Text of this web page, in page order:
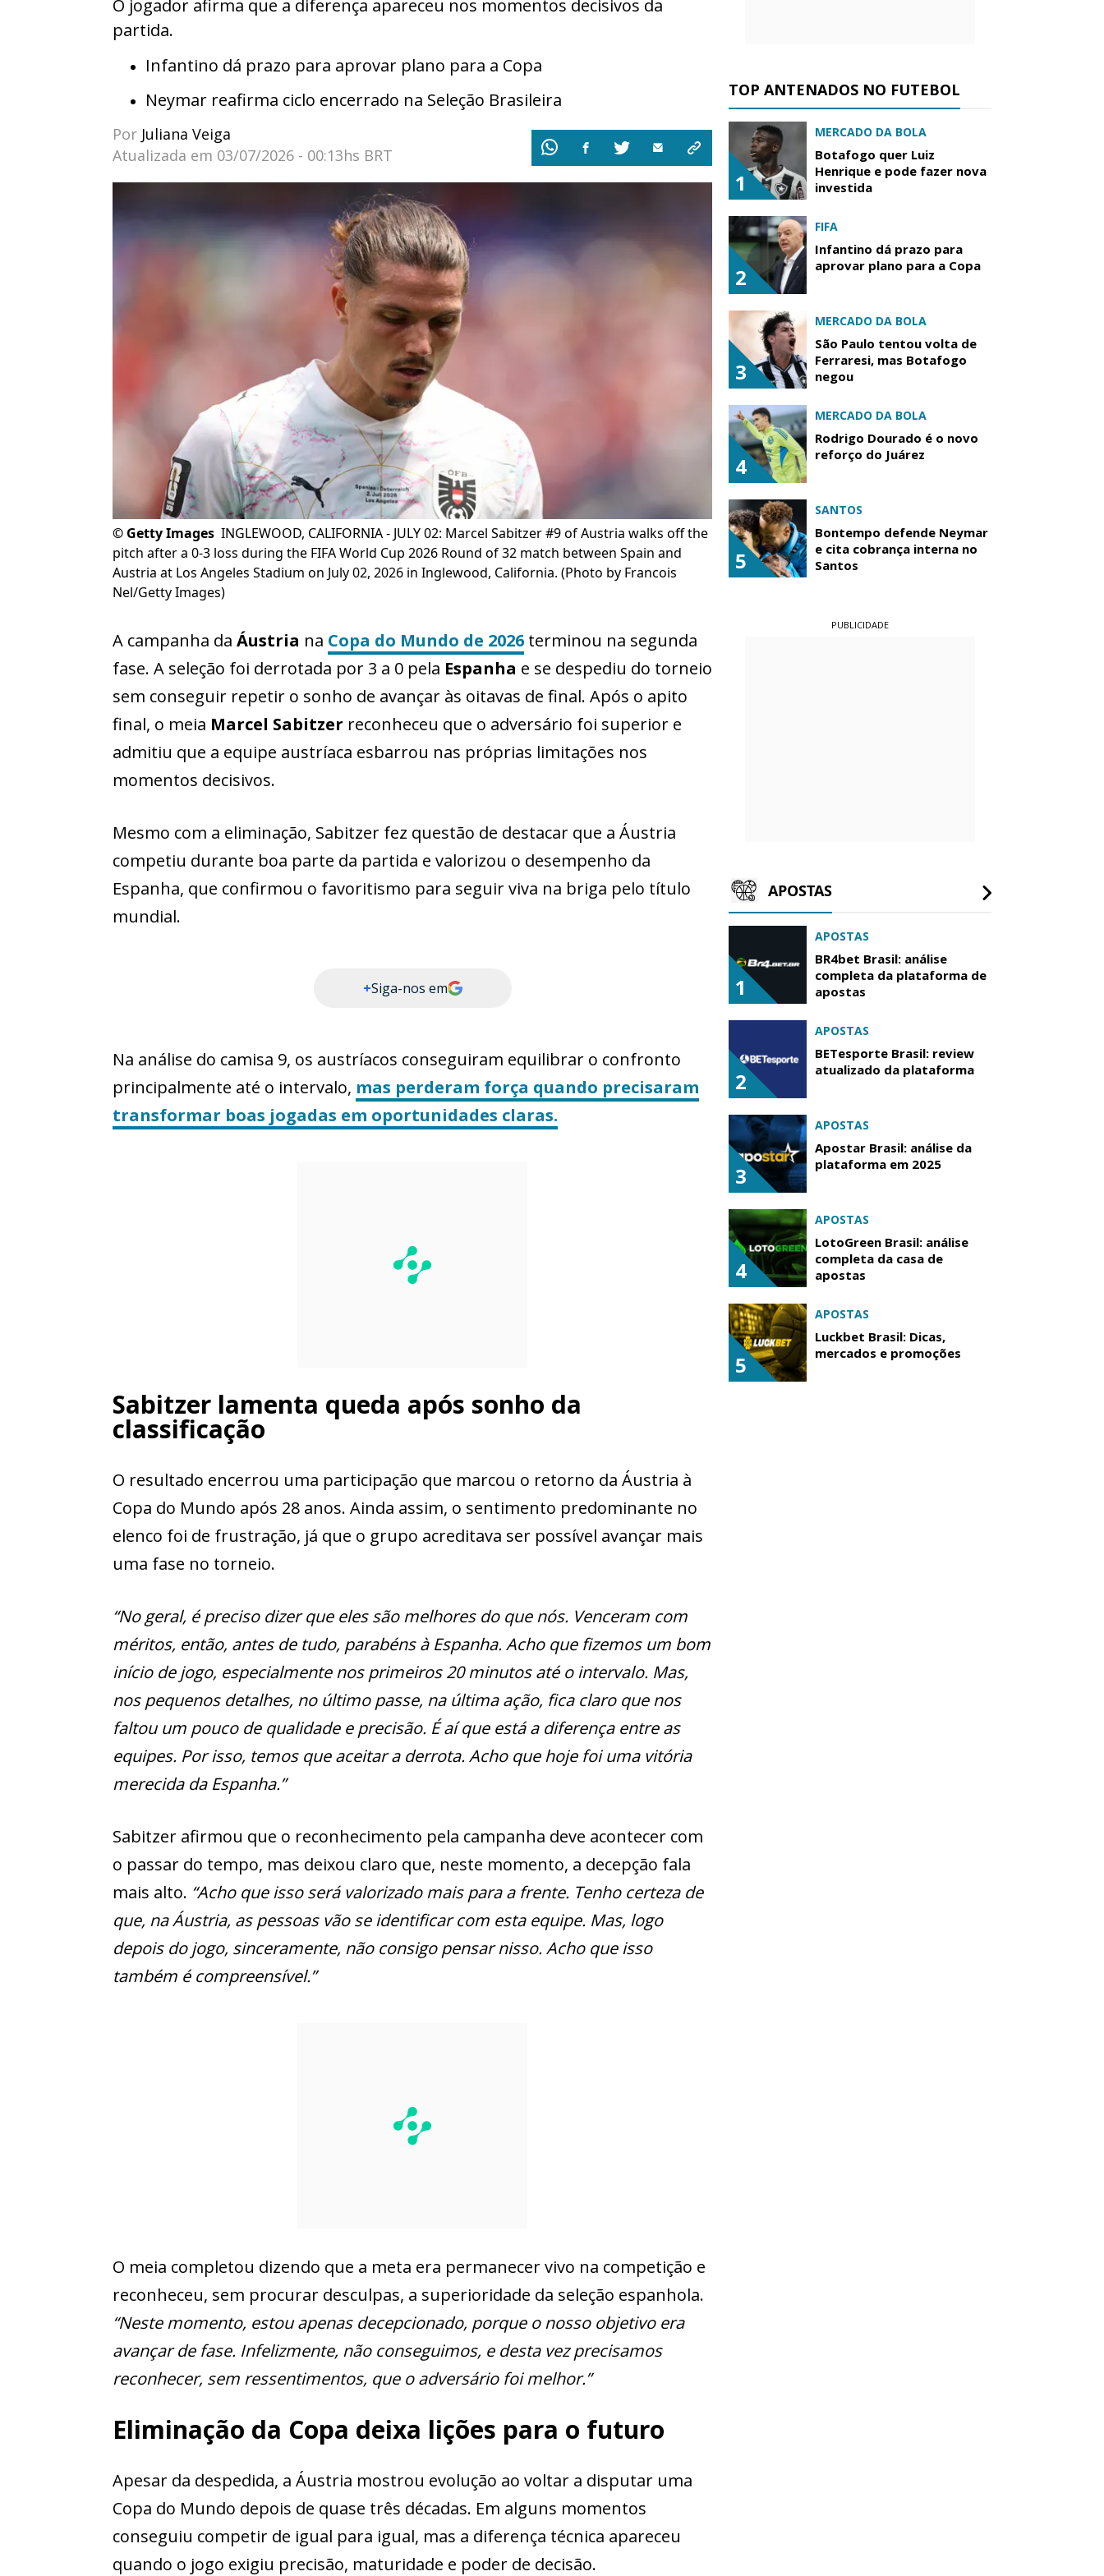
O jogador afirma que a diferença apareceu nos momentos decisivos da
partida.
Infantino dá prazo para aprovar plano para a Copa
Neymar reafirma ciclo encerrado na Seleção Brasileira
Por Juliana Veiga
Atualizada em 03/07/2026 - 00:13hs BRT
© Getty Images INGLEWOOD, CALIFORNIA - JULY 02: Marcel Sabitzer #9 of Austria walks off the
pitch after a 0-3 loss during the FIFA World Cup 2026 Round of 32 match between Spain and
Austria at Los Angeles Stadium on July 02, 2026 in Inglewood, California. (Photo by Francois
Nel/Getty Images)
A campanha da Áustria na Copa do Mundo de 2026 terminou na segunda
fase. A seleção foi derrotada por 3 a 0 pela Espanha e se despediu do torneio
sem conseguir repetir o sonho de avançar às oitavas de final. Após o apito
final, o meia Marcel Sabitzer reconheceu que o adversário foi superior e
admitiu que a equipe austríaca esbarrou nas próprias limitações nos
momentos decisivos.
Mesmo com a eliminação, Sabitzer fez questão de destacar que a Áustria
competiu durante boa parte da partida e valorizou o desempenho da
Espanha, que confirmou o favoritismo para seguir viva na briga pelo título
mundial.
+Siga-nos em
Na análise do camisa 9, os austríacos conseguiram equilibrar o confronto
principalmente até o intervalo, mas perderam força quando precisaram
transformar boas jogadas em oportunidades claras.
Sabitzer lamenta queda após sonho da
classificação
O resultado encerrou uma participação que marcou o retorno da Áustria à
Copa do Mundo após 28 anos. Ainda assim, o sentimento predominante no
elenco foi de frustração, já que o grupo acreditava ser possível avançar mais
uma fase no torneio.
“No geral, é preciso dizer que eles são melhores do que nós. Venceram com
méritos, então, antes de tudo, parabéns à Espanha. Acho que fizemos um bom
início de jogo, especialmente nos primeiros 20 minutos até o intervalo. Mas,
nos pequenos detalhes, no último passe, na última ação, fica claro que nos
faltou um pouco de qualidade e precisão. É aí que está a diferença entre as
equipes. Por isso, temos que aceitar a derrota. Acho que hoje foi uma vitória
merecida da Espanha.”
Sabitzer afirmou que o reconhecimento pela campanha deve acontecer com
o passar do tempo, mas deixou claro que, neste momento, a decepção fala
mais alto. “Acho que isso será valorizado mais para a frente. Tenho certeza de
que, na Áustria, as pessoas vão se identificar com esta equipe. Mas, logo
depois do jogo, sinceramente, não consigo pensar nisso. Acho que isso
também é compreensível.”
O meia completou dizendo que a meta era permanecer vivo na competição e
reconheceu, sem procurar desculpas, a superioridade da seleção espanhola.
“Neste momento, estou apenas decepcionado, porque o nosso objetivo era
avançar de fase. Infelizmente, não conseguimos, e desta vez precisamos
reconhecer, sem ressentimentos, que o adversário foi melhor.”
Eliminação da Copa deixa lições para o futuro
Apesar da despedida, a Áustria mostrou evolução ao voltar a disputar uma
Copa do Mundo depois de quase três décadas. Em alguns momentos
conseguiu competir de igual para igual, mas a diferença técnica apareceu
quando o jogo exigiu precisão, maturidade e poder de decisão.
TOP ANTENADOS NO FUTEBOL
1
MERCADO DA BOLA
Botafogo quer Luiz
Henrique e pode fazer nova
investida
2
FIFA
Infantino dá prazo para
aprovar plano para a Copa
3
MERCADO DA BOLA
São Paulo tentou volta de
Ferraresi, mas Botafogo
negou
4
MERCADO DA BOLA
Rodrigo Dourado é o novo
reforço do Juárez
5
SANTOS
Bontempo defende Neymar
e cita cobrança interna no
Santos
PUBLICIDADE
APOSTAS
1
APOSTAS
BR4bet Brasil: análise
completa da plataforma de
apostas
2
APOSTAS
BETesporte Brasil: review
atualizado da plataforma
3
APOSTAS
Apostar Brasil: análise da
plataforma em 2025
4
APOSTAS
LotoGreen Brasil: análise
completa da casa de
apostas
5
APOSTAS
Luckbet Brasil: Dicas,
mercados e promoções